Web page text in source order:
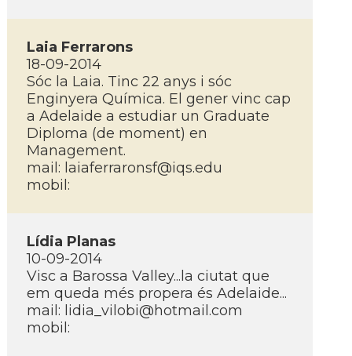
Laia Ferrarons
18-09-2014
Sóc la Laia. Tinc 22 anys i sóc
Enginyera Quí­mica. El gener vinc cap
a Adelaide a estudiar un Graduate
Diploma (de moment) en
Management.
mail: laiaferraronsf@iqs.edu
mobil:
Lí­dia Planas
10-09-2014
Visc a Barossa Valley...la ciutat que
em queda més propera és Adelaide...
mail: lidia_vilobi@hotmail.com
mobil: